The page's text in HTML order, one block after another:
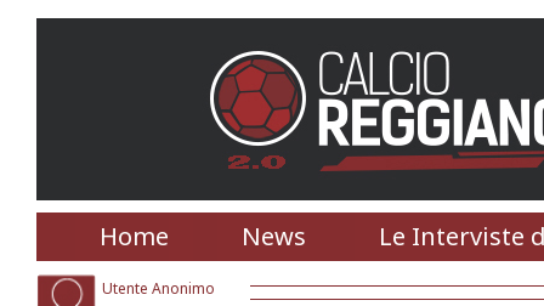
Home News Le Interviste
Utente Anonimo